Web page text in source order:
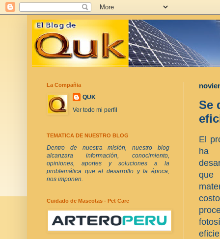
Se
El
ha
La Compañia
QUK
Ver todo mi perfil
TEMATICA DE NUESTRO BLOG
Dentro de nuestra misión, nuestro blog
alcanzara información, conocimiento,
opiniones, aportes y soluciones a la
problemática que el desarrollo y la época,
nos imponen.
Cuidado de Mascotas - Pet Care